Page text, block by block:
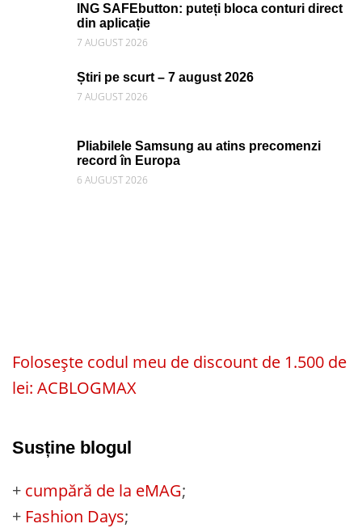
ING SAFEbutton: puteți bloca conturi direct
din aplicație
7 AUGUST 2026
Știri pe scurt – 7 august 2026
7 AUGUST 2026
Pliabilele Samsung au atins precomenzi
record în Europa
6 AUGUST 2026
Folosește codul meu de discount de 1.500 de
lei: ACBLOGMAX
Susține blogul
+ cumpără de la eMAG;
+ Fashion Days;